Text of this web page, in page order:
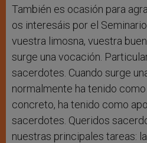
También es ocasión para
os interesáis por el
vuestra limosna, vuestra
surge una vocación.
sacerdotes. Cuando surge
normalmente ha tenido
concreto, ha tenido como
sacerdotes. Queridos
nuestras principales tareas: